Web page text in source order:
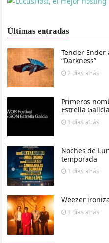
Últimas entradas
Tender Ender
“Darkness”
2 días atrás
Primeros
Estrella
3 días atrás
Noches de
temporada
3 días atrás
Weezer
3 días atrás